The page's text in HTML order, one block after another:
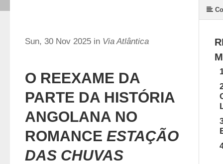
Sun, 30 Nov 2025 in Via Atlântica
O REEXAME DA
PARTE DA HISTÓRIA
ANGOLANA NO
ROMANCE ESTAÇÃO
DAS CHUVAS